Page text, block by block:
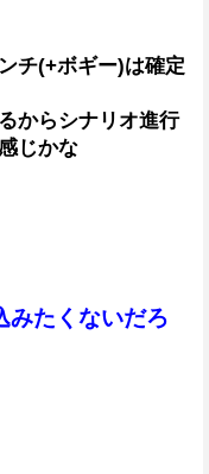
チ(+ボギー)は確定
からシナリオ進行
じかな
みたくないだろ